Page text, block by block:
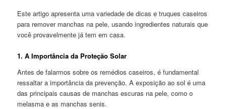
Este artigo apresenta uma variedade de dicas e truques caseiros
para remover manchas na pele, usando ingredientes naturais que
você provavelmente já tem em casa.
1.A Importância da Proteção Solar
Antes de falarmos sobre os remédios caseiros, é fundamental
ressaltar a importância da prevenção. A exposição ao sol é uma
das principais causas de manchas escuras na pele, como o
melasma e as manchas senis.